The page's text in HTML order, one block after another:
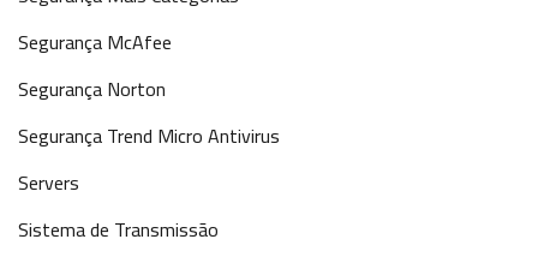
Segurança McAfee
Segurança Norton
Segurança Trend Micro Antivirus
Servers
Sistema de Transmissão